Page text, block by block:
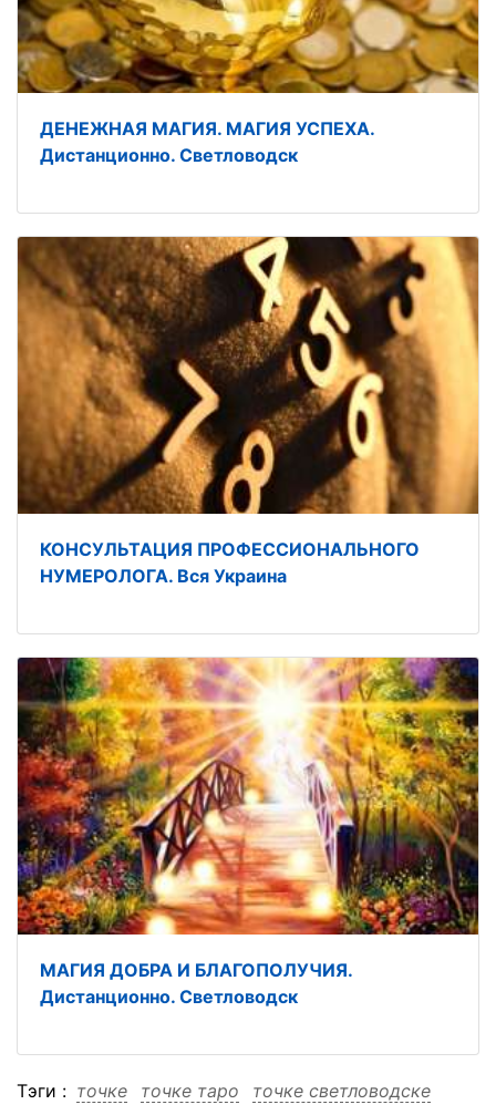
ДЕНЕЖНАЯ МАГИЯ. МАГИЯ УСПЕХА.
Дистанционно. Светловодск
КОНСУЛЬТАЦИЯ ПРОФЕССИОНАЛЬНОГО
НУМЕРОЛОГА. Вся Украина
МАГИЯ ДОБРА И БЛАГОПОЛУЧИЯ.
Дистанционно. Светловодск
Тэги : точке точке таро
точке светловодске